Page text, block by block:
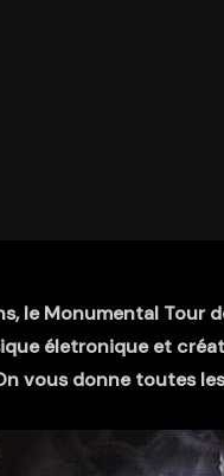
le Monumental
életronique et
vous donne toutes